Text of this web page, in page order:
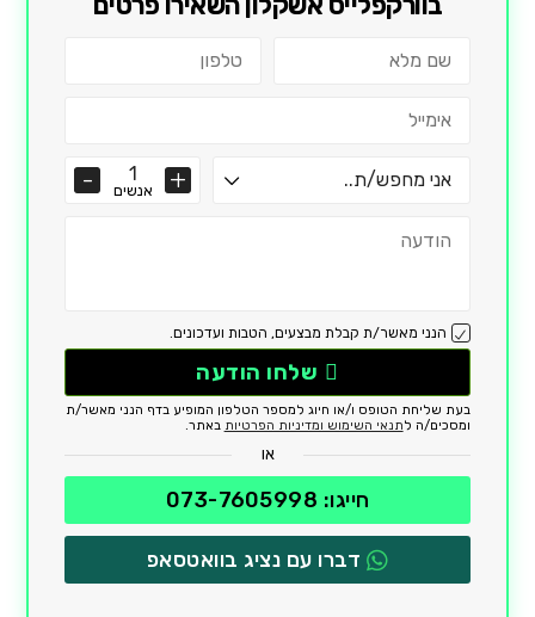
אנשים
הנני מאשר/ת קבלת מבצעים, הטבות ועדכונים.
שלחו הודעה
בעת שליחת הטופס ו/או חיוג למספר הטלפון המופיע בדף הנני מאשר/ת
ומסכים/ה לתנאי השימוש ומדיניות הפרטיות באתר.
או
חייגו: 073-7605998
דברו עם נציג בוואטסאפ